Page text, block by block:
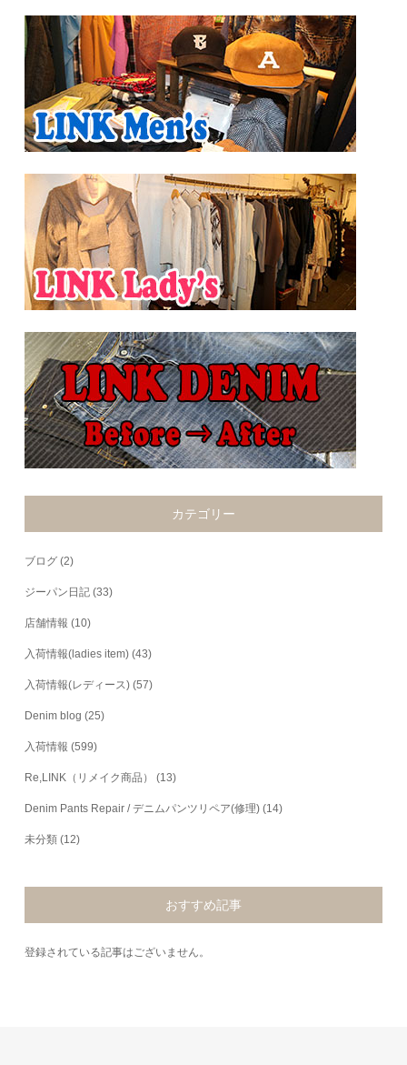
カテゴリー
ブログ (2)
ジーパン日記 (33)
店舗情報 (10)
入荷情報(ladies item) (43)
入荷情報(レディース) (57)
Denim blog (25)
入荷情報 (599)
Re,LINK（リメイク商品） (13)
Denim Pants Repair / デニムパンツリペア(修理) (14)
未分類 (12)
おすすめ記事
登録されている記事はございません。